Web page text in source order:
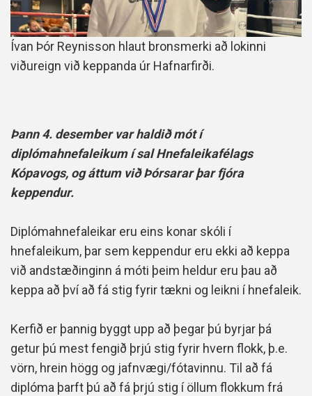
Ívan Þór Reynisson hlaut bronsmerki að lokinni
viðureign við keppanda úr Hafnarfirði.
Þann 4. desember var haldið mót í
diplómahnefaleikum í sal Hnefaleikafélags
Kópavogs, og áttum við Þórsarar þar fjóra
keppendur.
Diplómahnefaleikar eru eins konar skóli í
hnefaleikum, þar sem keppendur eru ekki að keppa
við andstæðinginn á móti þeim heldur eru þau að
keppa að því að fá stig fyrir tækni og leikni í hnefaleik.
Kerfið er þannig byggt upp að þegar þú byrjar þá
getur þú mest fengið þrjú stig fyrir hvern flokk, þ.e.
vörn, hrein högg og jafnvægi/fótavinnu. Til að fá
diplóma þarft þú að fá þrjú stig í öllum flokkum frá